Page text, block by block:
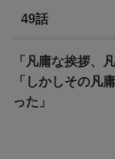
49話
「凡庸な挨拶、
「しかしその凡
った」